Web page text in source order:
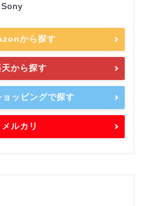
Sony
から探す
天から探す
ッピングで探す
メルカリ